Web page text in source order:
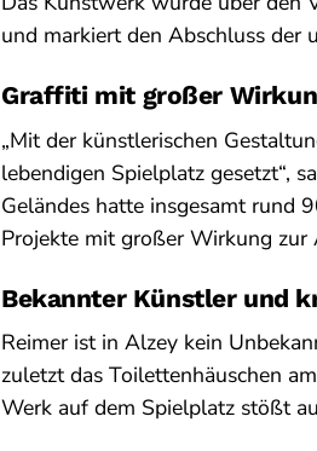
und markiert den Abschluss der
Graffiti mit großer
„Mit der künstlerischen
lebendigen Spielplatz gesetzt“,
Geländes hatte insgesamt rund
Projekte mit großer Wirkung
Bekannter Künstler und
Reimer ist in Alzey kein
zuletzt das Toilettenhäuschen
Werk auf dem Spielplatz stößt